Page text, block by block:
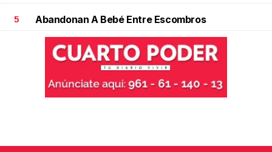
5 Abandonan A Bebé Entre Escombros